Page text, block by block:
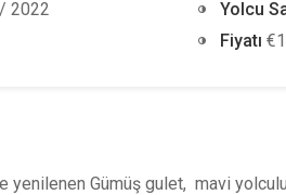
2022
Yolcu
Fiyatı
yenilenen Gümüş gulet, mavi